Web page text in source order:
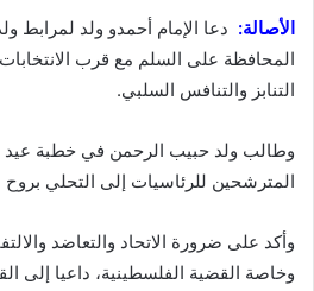
الأصالة: دعا الإمام أحمدو ولد لمرابط
المحافظة على السلم مع قرب
التنابز والتنافس السلبي.
وطالب ولد حبيب الرحمن في خطبة عيد
المترشحين للرئاسيات إلى التحلي بروح
وأكد على ضرورة الاتحاد والتعاضد
وخاصة القضية الفلسطينية، داعيا إلى